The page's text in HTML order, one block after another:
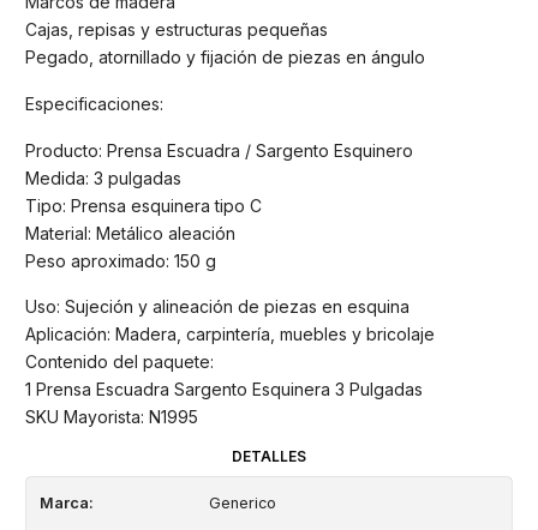
Cajas, repisas y estructuras pequeñas
Pegado, atornillado y fijación de piezas en ángulo
Especificaciones:
Producto: Prensa Escuadra / Sargento Esquinero
Medida: 3 pulgadas
Tipo: Prensa esquinera tipo C
Material: Metálico aleación
Peso aproximado: 150 g
Uso: Sujeción y alineación de piezas en esquina
Aplicación: Madera, carpintería, muebles y bricolaje
Contenido del paquete:
1 Prensa Escuadra Sargento Esquinera 3 Pulgadas
SKU Mayorista: N1995
DETALLES
Marca: Generico